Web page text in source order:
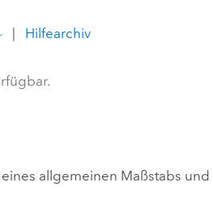
Alle Storys
Hilfearchiv
allgemeinen Maßstabs